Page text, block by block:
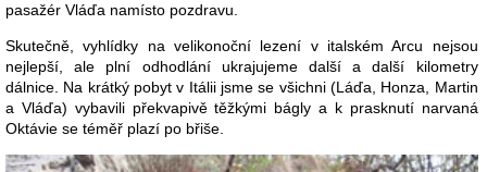
pasažér Vláďa namísto pozdravu.
Skutečně, vyhlídky na velikonoční lezení v italském Arcu nejsou
nejlepší, ale plní odhodlání ukrajujeme další a další kilometry
dálnice. Na krátký pobyt v Itálii jsme se všichni (Láďa, Honza, Martin
a Vláďa) vybavili překvapivě těžkými bágly a k prasknutí narvaná
Oktávie se téměř plazí po břiše.